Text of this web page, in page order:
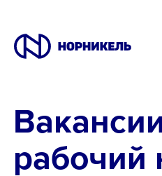
Вакансии
Производство
рабочий